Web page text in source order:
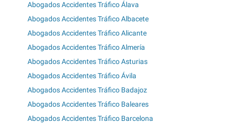
Abogados Accidentes Tráfico Álava
Abogados Accidentes Tráfico Albacete
Abogados Accidentes Tráfico Alicante
Abogados Accidentes Tráfico Almería
Abogados Accidentes Tráfico Asturias
Abogados Accidentes Tráfico Ávila
Abogados Accidentes Tráfico Badajoz
Abogados Accidentes Tráfico Baleares
Abogados Accidentes Tráfico Barcelona